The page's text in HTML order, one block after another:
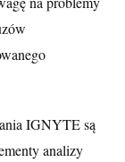
IGNYTE są
analizy